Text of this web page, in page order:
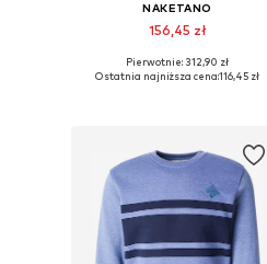
NAKETANO
156,45 zł
Pierwotnie: 312,90 zł
Ostatnia najniższa cena:116,45 zł